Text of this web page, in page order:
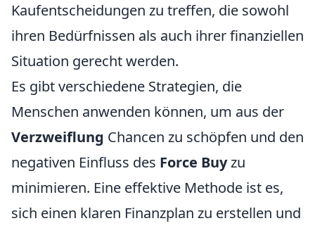
Kaufentscheidungen zu treffen, die sowohl
ihren Bedürfnissen als auch ihrer finanziellen
Situation gerecht werden.
Es gibt verschiedene Strategien, die
Menschen anwenden können, um aus der
Verzweiflung Chancen zu schöpfen und den
negativen Einfluss des Force Buyzu
minimieren. Eine effektive Methode ist es,
sich einen klaren Finanzplan zu erstellen und